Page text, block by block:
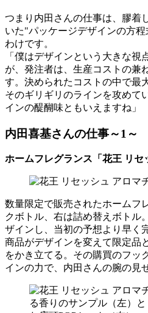
つまり内田さんの仕事は、膠着
いた"パッケージデザインの方
わけです。
「僕はデザインという大きな視
が、発注者は、生産コストの兼
す。決められたコストの中で最
そのギリギリのラインを攻めて
インの醍醐味ともいえますね」
内田喜基さんの仕事～1～
ホームフレグランス「花王 リセ
数量限定で販売されたホームフ
クボトル、右は詰め替えボトル
ザインし、当初の予想より早く
商品がデザインを変えて限定品
をかき立てる。その購買のフッ
インの力で、内田さんの腕の見